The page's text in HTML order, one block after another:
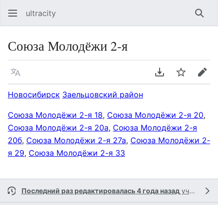
ultracity
Союза Молодёжи 2-я
Язык Скачать PDF
Следить
Новосибирск Заельцовский район
Союза Молодёжи 2-я 18, Союза Молодёжи 2-я 20,
Союза Молодёжи 2-я 20а, Союза Молодёжи 2-я
20б, Союза Молодёжи 2-я 27а, Союза Молодёжи 2-
я 29, Союза Молодёжи 2-я 33
Последний раз редактировалась 4 года назадучастником